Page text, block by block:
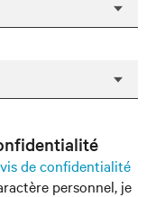
de confidentialité
personnel, je